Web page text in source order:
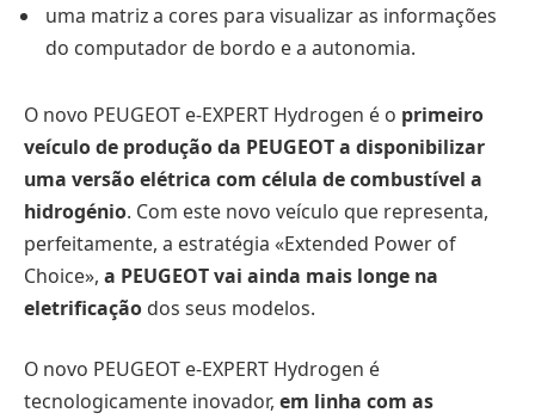
uma matriz a cores para visualizar as informações
do computador de bordo e a autonomia.
O novo PEUGEOT e-EXPERT Hydrogen é o primeiro
veículo de produção da PEUGEOT a disponibilizar
uma versão elétrica com célula de combustível a
hidrogénio. Com este novo veículo que representa,
perfeitamente, a estratégia «Extended Power of
Choice», a PEUGEOT vai ainda mais longe na
eletrificação dos seus modelos.
O novo PEUGEOT e-EXPERT Hydrogen é
tecnologicamente inovador, em linha com as